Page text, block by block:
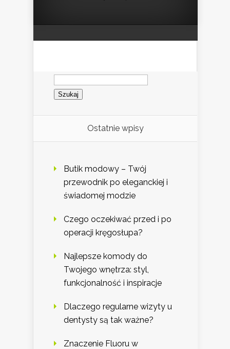
Szukaj:
Ostatnie wpisy
Butik modowy – Twój
przewodnik po eleganckiej i
świadomej modzie
Czego oczekiwać przed i po
operacji kręgosłupa?
Najlepsze komody do
Twojego wnętrza: styl,
funkcjonalność i inspiracje
Dlaczego regularne wizyty u
dentysty są tak ważne?
Znaczenie Fluoru w